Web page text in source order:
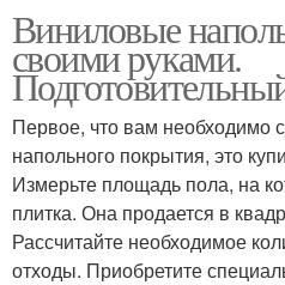
Виниловые
своими руками.
Первое, что вам необходимо
напольного покрытия, это
Измерьте площадь пола, на
плитка. Она продается в
Рассчитайте необходимое
отходы. Приобретите